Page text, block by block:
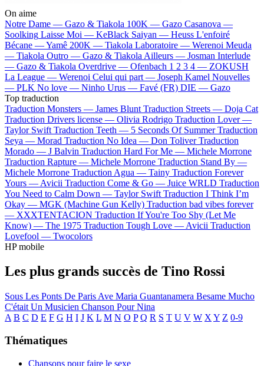
On aime
Notre Dame — Gazo & Tiakola 100K — Gazo Casanova —
Soolking Laisse Moi — KeBlack Saiyan — Heuss L'enfoiré
Bécane —Yamê 200K — Tiakola Laboratoire — Werenoi Meuda
— Tiakola Outro — Gazo & Tiakola Ailleurs — Josman Interlude
— Gazo & Tiakola Overdrive — Ofenbach 1 2 3 4 — ZOKUSH
La League — Werenoi Celui qui part — Joseph Kamel Nouvelles
— PLK No love — Ninho Urus — Favé (FR) DIE — Gazo
Top traduction
Traduction Monsters — James Blunt Traduction Streets — Doja Cat
Traduction Drivers license — Olivia Rodrigo Traduction Lover —
Taylor Swift Traduction Teeth — 5 Seconds Of Summer Traduction
Seya — Morad Traduction No Idea — Don Toliver Traduction
Morado — J Balvin Traduction Hard For Me — Michele Morrone
Traduction Rapture — Michele Morrone Traduction Stand By —
Michele Morrone Traduction Agua — Tainy Traduction Forever
Yours — Avicii Traduction Come & Go — Juice WRLD Traduction
You Need to Calm Down — Taylor Swift Traduction I Think I’m
Okay — MGK (Machine Gun Kelly) Traduction bad vibes forever
— XXXTENTACION Traduction If You're Too Shy (Let Me
Know) — The 1975 Traduction Tough Love — Avicii Traduction
Lovefool — Twocolors
HP mobile
Les plus grands succès de Tino Rossi
Sous Les Ponts De Paris Ave Maria Guantanamera Besame Mucho
C'était Un Musicien Chanson Pour Nina
A B C D E F G H I J K L M N O P Q R S T U V W X Y Z 0-9
Thématiques
Chansons pour faire le sexe